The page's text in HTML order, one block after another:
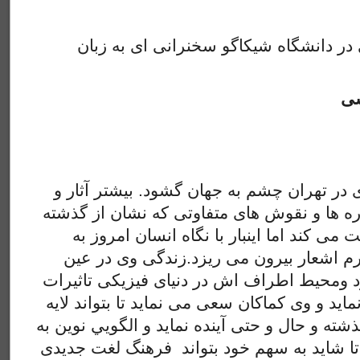
دانشگاه شیکاگو سخنرانی ای به زبان
در تهران چشم به جهان گشود. بیشتر آثار و
ها و نقوش های متفاوتی که نشان از گذشته
می کند اما اینبار با نگاه انسان امروز به
اشعار بیرون می ریزد.زندگی وی در عین
اطراف اش در دنیای فیزیکی تاثیرات
و وی کماکان سعی می نماید تا بتواند لایه
و حال و حتی آینده نماید و الگويي نوین به
تا شاید به سهم خود بتواند فرهنگ لغت جدیدی